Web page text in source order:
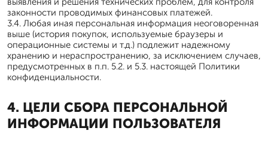
законности проводимых финансовых платежей.
3.4. Любая иная персональная информация неоговоренная
выше (история покупок, используемые браузеры и
операционные системы и т.д.) подлежит надежному
хранению и нераспространению, за исключением случаев,
предусмотренных в п.п. 5.2. и 5.3. настоящей Политики
конфиденциальности.
4. ЦЕЛИ СБОРА ПЕРСОНАЛЬНОЙ
ИНФОРМАЦИИ ПОЛЬЗОВАТЕЛЯ